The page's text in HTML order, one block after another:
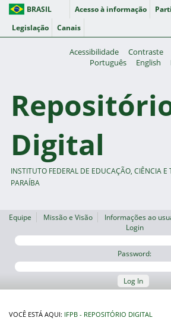
BRASIL Acesso à informação
Legislação
Canais
Acessibilidade Contraste
Português
English
Digital
INSTITUTO FEDERAL DE EDUCAÇÃO, CIÊNCIA
PARAÍBA
Equipe Missão e Visão Informações ao
Login
Password:
Log In
VOCÊ ESTÁ AQUI: IFPB - REPOSITÓRIO DIGITAL